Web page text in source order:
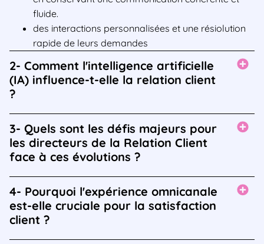
fluide.
des interactions personnalisées et une résiolution
rapide de leurs demandes
2- Comment l'intelligence artificielle
(IA) influence-t-elle la relation client
?
3- Quels sont les défis majeurs pour
les directeurs de la Relation Client
face à ces évolutions ?
4- Pourquoi l'expérience omnicanale
est-elle cruciale pour la satisfaction
client ?